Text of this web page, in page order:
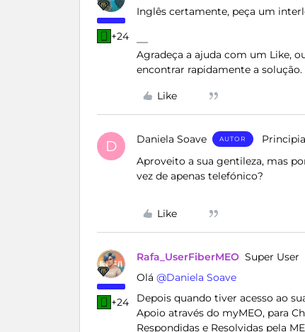
+24
Inglês certamente, peça um
Agradeça a ajuda com um Like,
encontrar rapidamente a solução.
Like
D Daniela Soave AUTOR
Aproveito a sua gentileza, mas
vez de apenas telefónico?
Like
+24
Rafa_UserFiberMEO Super User
Olá ​ @Daniela Soave
Depois quando tiver acesso ao
Apoio através do myMEO, para
Respondidas e Resolvidas pela